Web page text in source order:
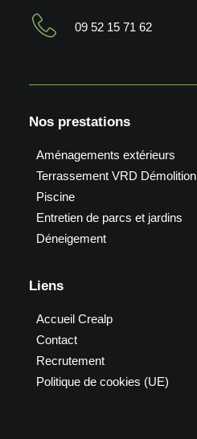
09 52 15 71 62
Nos prestations
Aménagements extérieurs
Terrassement VRD Démolition
Piscine
Entretien de parcs et jardins
Déneigement
Liens
Accueil Crealp
Contact
Recrutement
Politique de cookies (UE)